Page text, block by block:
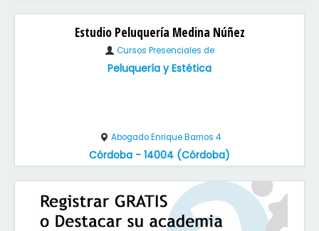
Estudio Peluquería Medina Núñez
Cursos Presenciales de
Peluquería y Estética
Abogado Enrique Barrios 4
Córdoba - 14004 (Córdoba)